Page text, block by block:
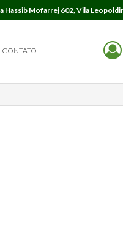
Hassib Mofarrej 602, Vila
CONTATO